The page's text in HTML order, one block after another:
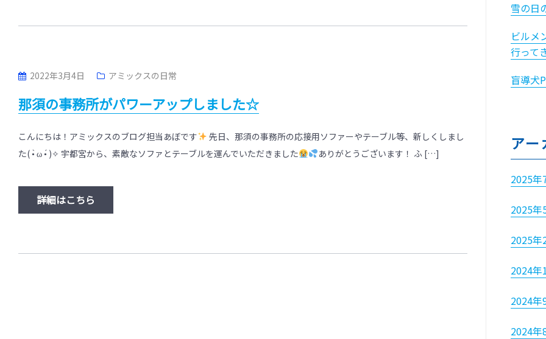
2022年3月4日 アミックスの日常
那須の事務所がパワーアップしました☆
こんにちは！アミックスのブログ担当あぼです
先日、那須の事務所の応接用ソファーやテーブル等、新しくしまし
た( •̀ ω •́ )✧ 宇都宮から、素敵なソファとテーブルを運んでいただきました
ありがとうございます！ ふ […]
詳細はこちら
雪の日
ビルメ
行って
盲導犬
アー
2025年
2025年
2025年
2024年
2024年
2024年